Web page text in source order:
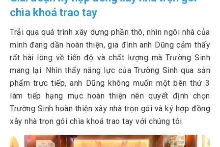
chìa khoá trao tay
Trải qua quá trình xây dựng phần thô, nhìn ngôi nhà của
mình đang dần hoàn thiện, gia đình anh Dũng cảm thấy
rất hài lòng về tiến độ và chất lượng mà Trường Sinh
mang lại. Nhìn thấy năng lực của Trường Sinh qua sản
phẩm trực tiếp, anh Dũng không muốn một bên thứ 3
làm tiếp hạng mục hoàn thiện nên quyết định chọn
Trường Sinh hoàn thiện xây nhà trọn gói và ký hợp đồng
xây nhà trọn gói chìa khoá trao tay với chúng tôi.